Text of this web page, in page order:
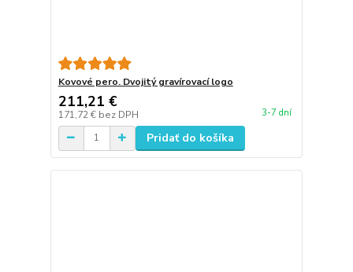
Kovové pero. Dvojitý gravírovací logo
211,21 €
171,72 € bez DPH 3-7 dní
Pridať do košíka